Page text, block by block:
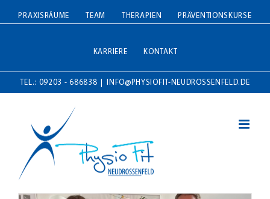
Inhalt
PRAXISRÄUME TEAM THERAPIEN PRÄVENTIONSKURSE
KARRIERE KONTAKT
TEL.: 09203 - 686838 INFO@PHYSIOFIT-NEUDROSSENFELD.DE